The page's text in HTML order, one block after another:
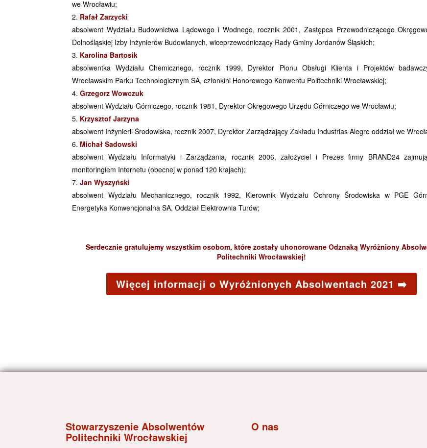
we Wrocławiu;
Rafał Zarzycki
absolwent Wydziału Budownictwa Lądowego i Wodnego, rocznik 2001, Zastępca Przewodniczącego
Dolnośląskiej Izby Inżynierów Budowlanych, wiceprzewodniczący Rady Gminy Jordanów Śląskich;
Karolina Bartosik
absolwentka Wydziału Chemicznego, rocznik 1999, Dyrektor Pionu Obsługi Klienta i Projektów
Wrocławskim Parku Technologicznym SA, członkini Honorowego Konwentu Politechniki Wrocławskiej;
Grzegorz Wowczuk
absolwent Wydziału Górniczego, rocznik 1981, Dyrektor Okręgowego Urzędu Górniczego we Wrocławiu;
Krzysztof Jarzyna
absolwent Inżynierii Środowiska, rocznik 2007, Dyrektor Zarządzający Zakładu Industrias Alegre oddział we
Michał Sadowski
absolwent Wydziału Informatyki i Zarządzania, rocznik 2006, założyciel i Prezes firmy BRAND24
monitoringiem Internetu (obecnej w ponad 120 krajach);
Jan Wyszyński
absolwent Wydziału Mechanicznego, rocznik 1992, Kierownik Wydziału Ochrony Środowiska w PGE
Energetyka Konwencjonalna SA, Oddział Elektrownia Turów;
Serdecznie gratulujemy wszystkim osobom, które zostały uhonorowane Odznaką Wyróżniony
Politechniki Wrocławskiej!
Więcej informacji o Wyróżnionych Absolwentach 2021 ➡️
Stowarzyszenie Absolwentów
Politechniki Wrocławskiej
O nas